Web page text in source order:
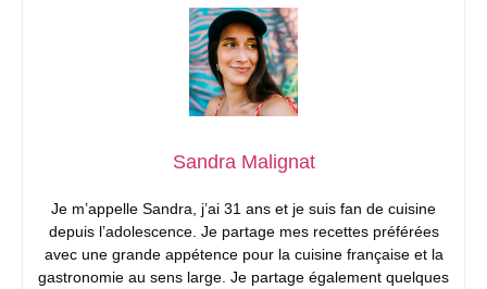
Sandra Malignat
Je m’appelle Sandra, j’ai 31 ans et je suis fan de cuisine
depuis l’adolescence. Je partage mes recettes préférées
avec une grande appétence pour la cuisine française et la
gastronomie au sens large. Je partage également quelques